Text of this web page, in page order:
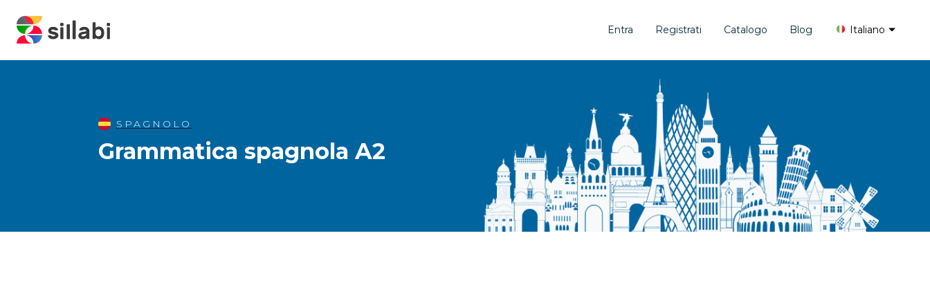
Entra Registrati Catalogo Blog Italiano
SPAGNOLO
Grammatica spagnola A2